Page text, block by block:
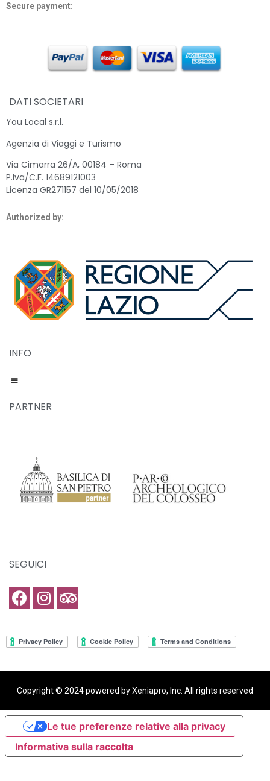
Secure payment:
DATI SOCIETARI
You Local s.r.l.
Agenzia di Viaggi e Turismo
Via Cimarra 26/A, 00184 – Roma
P.Iva/C.F. 14689121003
Licenza GR271157 del 10/05/2018
Authorized by:
INFO
PARTNER
SEGUICI
Copyright © 2024 powered by Xeniapro, Inc. All rights reserved​
Informativa sulla raccolta
Le tue preferenze relative alla privacy